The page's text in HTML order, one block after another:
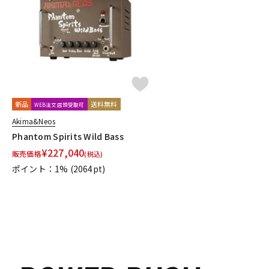
DJ機器
新品 WEB注文店頭受取可 送料無料
Akima&Neos
Phantom Spirits Wild Bass
販売価格¥227,040(税込)
ポイント：1% (2064pt)